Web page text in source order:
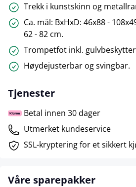
Trekk i kunstskinn og
Ca. mål: BxHxD: 46x88 -
62 - 82 cm.
Trompetfot inkl.
Høydejusterbar og svingbar.
Tjenester
Betal innen 30 dager
Utmerket kundeservice
SSL-kryptering for et sikkert
Våre sparepakker